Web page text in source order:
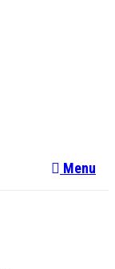
Menu